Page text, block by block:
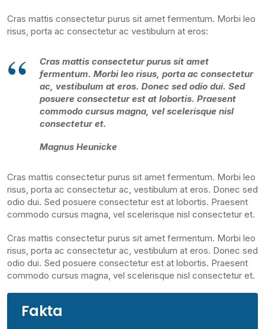
Cras mattis consectetur purus sit amet fermentum. Morbi leo
risus, porta ac consectetur ac vestibulum at eros:
Cras mattis consectetur purus sit amet
fermentum. Morbi leo risus, porta ac consectetur
ac, vestibulum at eros. Donec sed odio dui. Sed
posuere consectetur est at lobortis. Praesent
commodo cursus magna, vel scelerisque nisl
consectetur et.
Magnus Heunicke
Cras mattis consectetur purus sit amet fermentum. Morbi leo
risus, porta ac consectetur ac, vestibulum at eros. Donec sed
odio dui. Sed posuere consectetur est at lobortis. Praesent
commodo cursus magna, vel scelerisque nisl consectetur et.
Cras mattis consectetur purus sit amet fermentum. Morbi leo
risus, porta ac consectetur ac, vestibulum at eros. Donec sed
odio dui. Sed posuere consectetur est at lobortis. Praesent
commodo cursus magna, vel scelerisque nisl consectetur et.
Fakta